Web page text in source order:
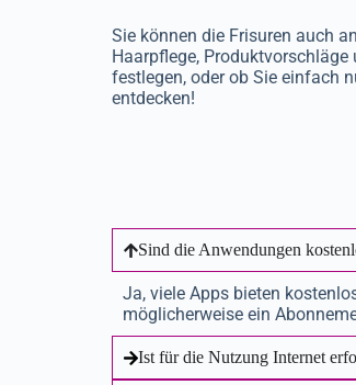
Sie können die Frisuren auch
Haarpflege,
festlegen, oder ob Sie einfach
entdecken!
Sind die Anwendungen
Ja, viele Apps bieten
möglicherweise ein
Ist für die Nutzung Internet